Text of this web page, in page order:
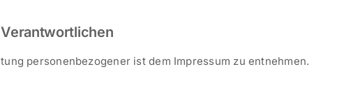
personenbezogener ist dem Impressum zu entnehmen.